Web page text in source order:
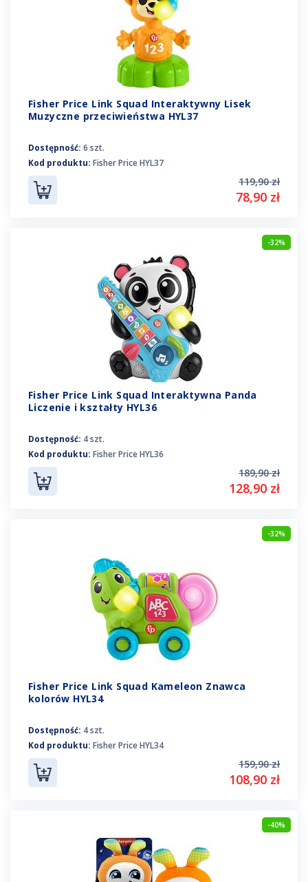
Fisher Price Link Squad Interaktywny Lisek
Muzyczne przeciwieństwa HYL37
Dostępność: 6 szt.
Kod produktu: Fisher Price HYL37
119,90 zł
78,90 zł
-32%
Fisher Price Link Squad Interaktywna Panda
Liczenie i kształty HYL36
Dostępność: 4 szt.
Kod produktu: Fisher Price HYL36
189,90 zł
128,90 zł
-32%
Fisher Price Link Squad Kameleon Znawca
kolorów HYL34
Dostępność: 4 szt.
Kod produktu: Fisher Price HYL34
159,90 zł
108,90 zł
-40%